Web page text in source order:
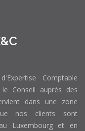
Comptable
Conseil auprès des
dans une zone
nos clients sont
Luxembourg et en